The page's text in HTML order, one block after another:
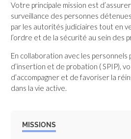
Votre principale mission est
surveillance des personnes
par les autorités judiciaires tout en
l’ordre et de la sécurité au sein des
En collaboration avec les
d’insertion et de probation ( SPIP),
d’accompagner et de favoriser la
dans la vie active.
MISSIONS